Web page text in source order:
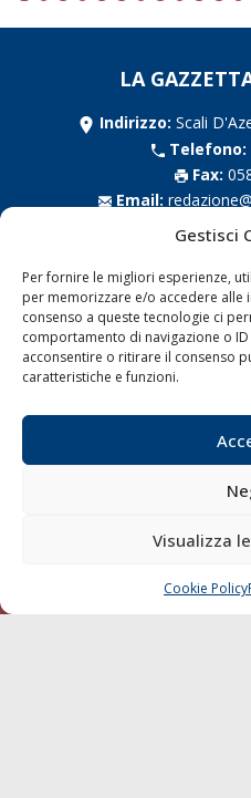
Gestisci
Per fornire le migliori esperienze,
per memorizzare e/o accedere
consenso a queste tecnologie ci
comportamento di navigazione o
acconsentire o ritirare il consenso
caratteristiche e funzioni.
Visualizza
Cookie Policy
LA
Indirizzo: Scali
Telefono:
Fax:
Email:
P.IVA:
del Tribunale di Livorno n.
iscrizione al ROC (Registro
della Società Editoriale
della testata elettronica La
di Livorno del 15/09/2010.
Porti/
CHIAMA